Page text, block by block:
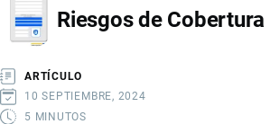
DE
Riesgos de Cobertura
ARTÍCULO
10 SEPTIEMBRE, 2024
5 MINUTOS